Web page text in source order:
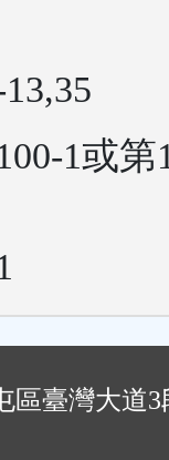
1或第
區臺灣大道3